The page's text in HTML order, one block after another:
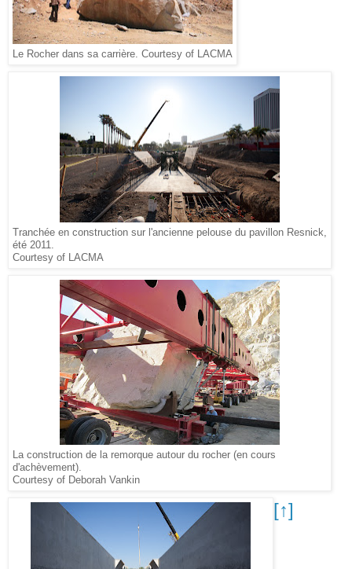
Le Rocher dans sa carrière. Courtesy of LACMA
Tranchée en construction sur l'ancienne pelouse du pavillon Resnick,
été 2011.
Courtesy of LACMA
La construction de la remorque autour du rocher (en cours
d'achèvement).
Courtesy of Deborah Vankin
[↑]